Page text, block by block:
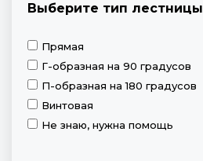
Выберите тип лестницы
Прямая
Г-образная на 90 градусов
П-образная на 180 градусов
Винтовая
Не знаю, нужна помощь